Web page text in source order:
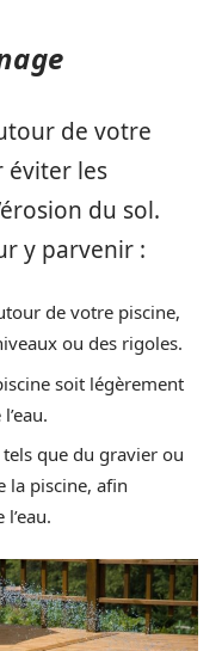
de votre
éviter les
du sol.
y parvenir :
de votre piscine,
ou des rigoles.
soit légèrement
que du gravier ou
la piscine, afin